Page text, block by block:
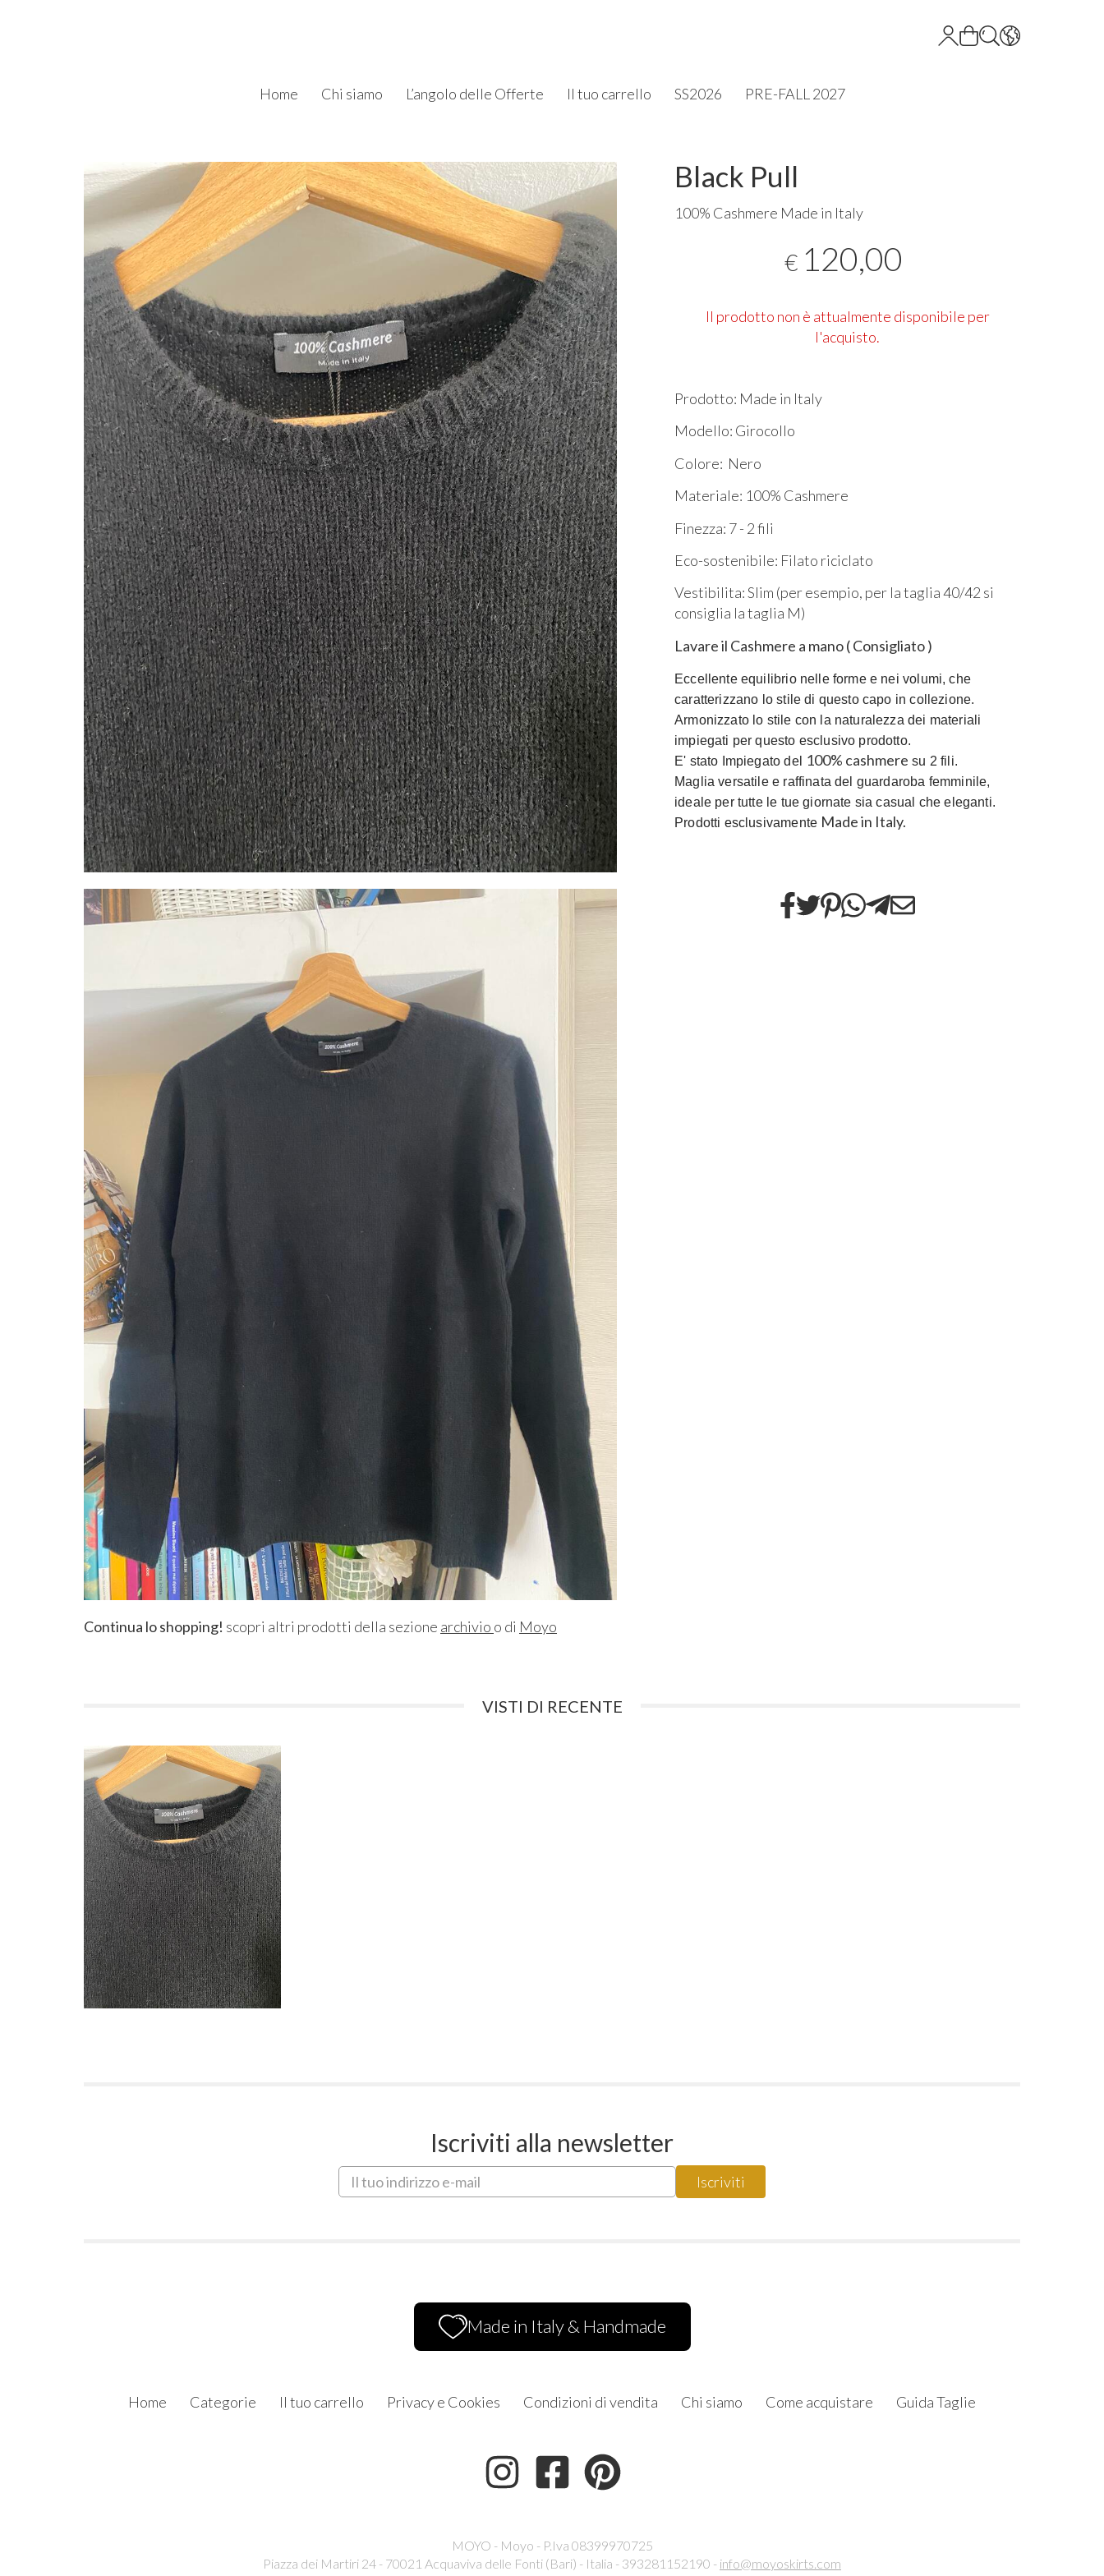
Home Chi siamo L’angolo delle Offerte Il tuo carrello SS2026 PRE-FALL 2027
Black Pull
100% Cashmere Made in Italy
€ 120,00
Il prodotto non è attualmente disponibile per
l'acquisto.
Prodotto: Made in Italy
Modello: Girocollo
Colore: Nero
Materiale: 100% Cashmere
Finezza: 7 - 2 fili
Eco-sostenibile: Filato riciclato
Vestibilita: Slim (per esempio, per la taglia 40/42 si
consiglia la taglia M)
Lavare il Cashmere a mano ( Consigliato )
Eccellente equilibrio nelle forme e nei volumi, che
caratterizzano lo stile di questo capo in collezione.
Armonizzato lo stile con la naturalezza dei materiali
impiegati per questo esclusivo prodotto.
E' stato Impiegato del 100% cashmere su 2 fili.
Maglia versatile e raffinata del guardaroba femminile,
ideale per tutte le tue giornate sia casual che eleganti.
Prodotti esclusivamente Made in Italy.
Continua lo shopping! scopri altri prodotti della sezione archivio o di Moyo
VISTI DI RECENTE
Iscriviti alla newsletter
Made in Italy & Handmade
Home Categorie Il tuo carrello Privacy e Cookies Condizioni di vendita Chi siamo Come acquistare Guida Taglie
MOYO - Moyo - P.Iva 08399970725
Piazza dei Martiri 24 - 70021 Acquaviva delle Fonti (Bari) - Italia - 393281152190 - info@moyoskirts.com